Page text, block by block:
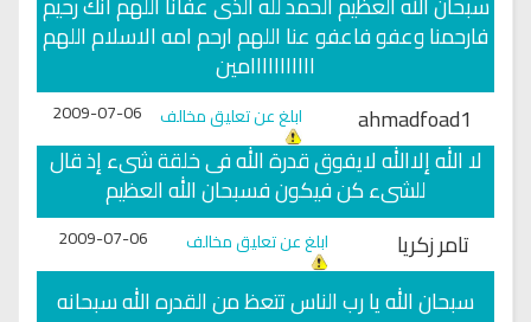
فارحمنا وعفو فاعفو عنا اللهم ارحم امه الاسلام اللهم
ااااااااااامين
ahmadfoad1
ابلغ عن تعليق مخالف 2009-07-06
لا الله إلاالله لايفوق قدرة الله فى خلقة شىء إذ قال
للشىء كن فيكون فسبحان الله العظيم
تامر زكريا
ابلغ عن تعليق مخالف 2009-07-06
سبحان الله يا رب الناس تتعظ من القدره الله سبحانه